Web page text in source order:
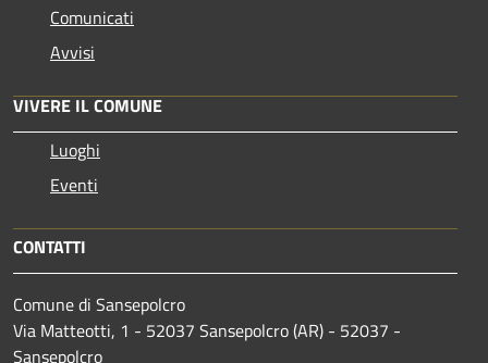
Comunicati
Avvisi
VIVERE IL COMUNE
Luoghi
Eventi
CONTATTI
Comune di Sansepolcro
Via Matteotti, 1 - 52037 Sansepolcro (AR) - 52037 -
Sansepolcro